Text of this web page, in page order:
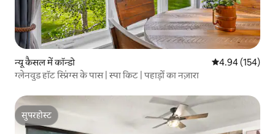
न्यू कैसल में कॉन्डो औसत रेटिंग 5 में से
4.94 (154)
ग्लेनवुड हॉट स्प्रिंग्स के पास | स्पा किट | पहाड़ों का नज़ारा
सुपरहोस्ट
सुपरहोस्ट